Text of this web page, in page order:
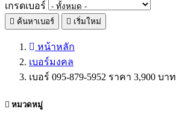
เกรดเบอร์
ค้นหาเบอร์ เริ่มใหม่
หน้าหลัก
เบอร์มงคล
เบอร์ 095-879-5952 ราคา 3,900 บาท
หมวดหมู่